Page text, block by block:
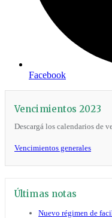
Facebook
Vencimientos 2023
Descargá los calendarios de
Vencimientos generales
Últimas notas
Nuevo régimen de